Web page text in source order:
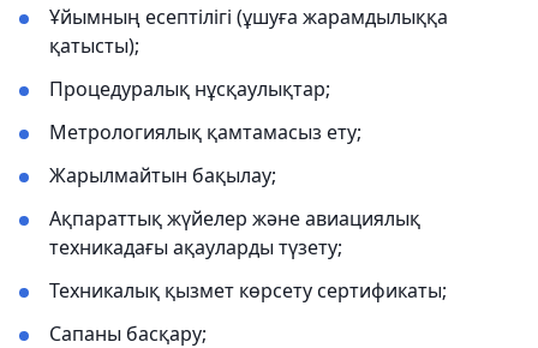
Ұйымның есептілігі (ұшуға жарамдылыққа
қатысты);
Процедуралық нұсқаулықтар;
Метрологиялық қамтамасыз ету;
Жарылмайтын бақылау;
Ақпараттық жүйелер және авиациялық
техникадағы ақауларды түзету;
Техникалық қызмет көрсету сертификаты;
Сапаны басқару;